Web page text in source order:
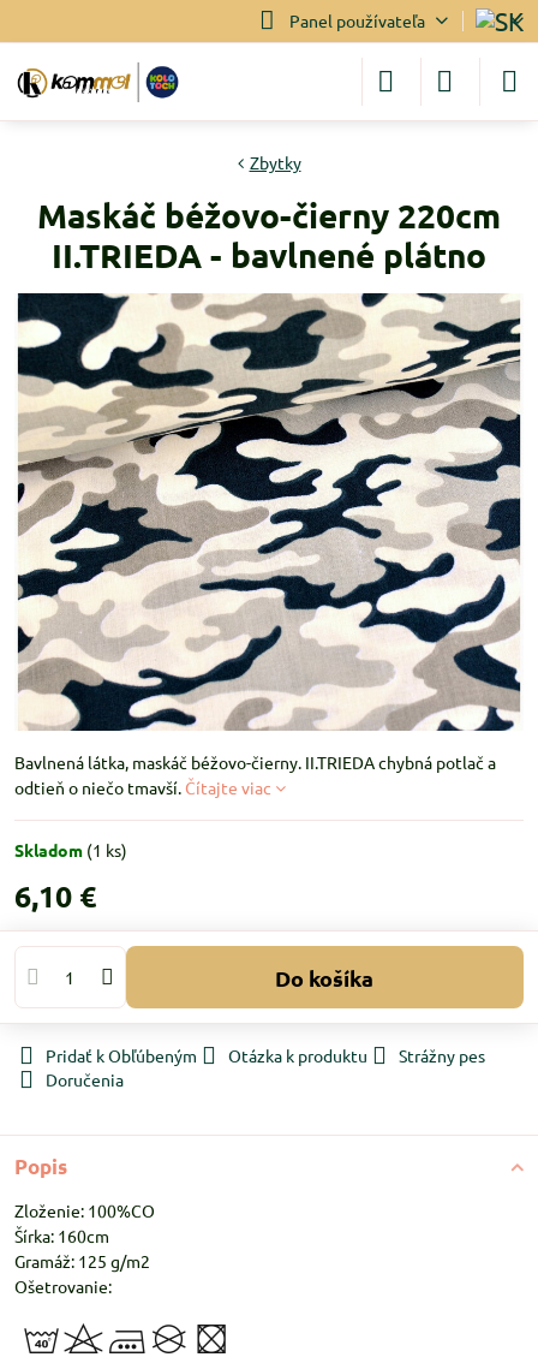
Panel používateľa
Zbytky
Maskáč béžovo-čierny 220cm
II.TRIEDA - bavlnené plátno
Bavlnená látka, maskáč béžovo-čierny. II.TRIEDA chybná potlač a
odtieň o niečo tmavší. Čítajte viac
Skladom (1 ks)
6,10 €
Do košíka
Pridať k Obľúbeným Otázka k produktu
Strážny pes
Doručenia
Popis
Zloženie: 100%CO
Šírka: 160cm
Gramáž: 125 g/m2
Ošetrovanie: